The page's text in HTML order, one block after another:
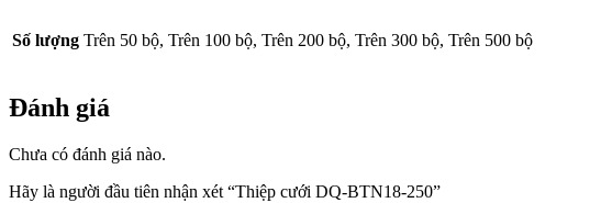
Số lượng Trên 50 bộ, Trên 100 bộ, Trên 200 bộ, Trên 300 bộ, Trên 500 bộ
Đánh giá
Chưa có đánh giá nào.
Hãy là người đầu tiên nhận xét “Thiệp cưới DQ-BTN18-250”